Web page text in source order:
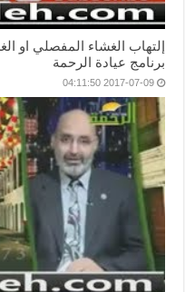
إلتهاب الغشاء المفصلي او
برنامج عيادة الرحمة
2017-07-09 04:11:50